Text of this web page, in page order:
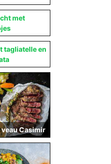
met
tagliatelle en
Casimir